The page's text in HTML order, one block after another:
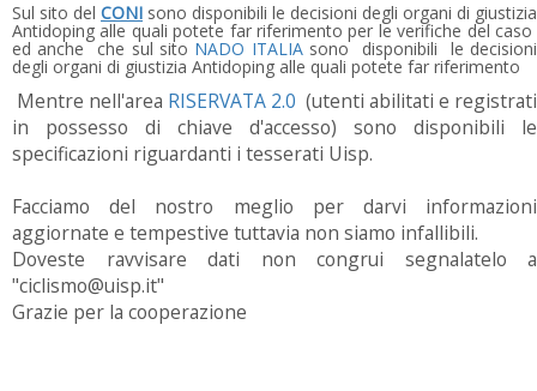
Sul sito del CONI sono disponibili le decisioni degli organi di giustizia
Antidoping alle quali potete far riferimento per le verifiche del caso
ed anche che sul sito NADO ITALIAsono disponibili le decisioni
degli organi di giustizia Antidoping alle quali potete far riferimento
Mentre nell'area RISERVATA 2.0 (utenti abilitati e registrati
in possesso di chiave d'accesso) sono disponibili le
specificazioni riguardanti i tesserati Uisp.
Facciamo del nostro meglio per darvi informazioni
aggiornate e tempestive tuttavia non siamo infallibili.
Doveste ravvisare dati non congrui segnalatelo a
"ciclismo@uisp.it"
Grazie per la cooperazione